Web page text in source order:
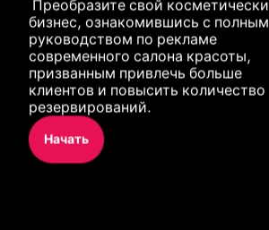
бизнес, ознакомившись с полным
руководством по рекламе
современного салона красоты,
призванным привлечь больше
клиентов и повысить количество
резервирований.
Начать